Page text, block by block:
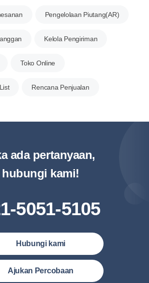
Pengelolaan Piutang(AR)
Kelola Pengiriman
Toko Online
Rencana Penjualan
ada pertanyaan,
hubungi kami!
5051-5105
Hubungi kami
Ajukan Percobaan
Indonesia)